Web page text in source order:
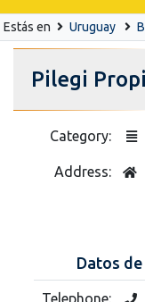
Estás en Uruguay
Pilegi
Category:
Address:
Datos
Telephone: